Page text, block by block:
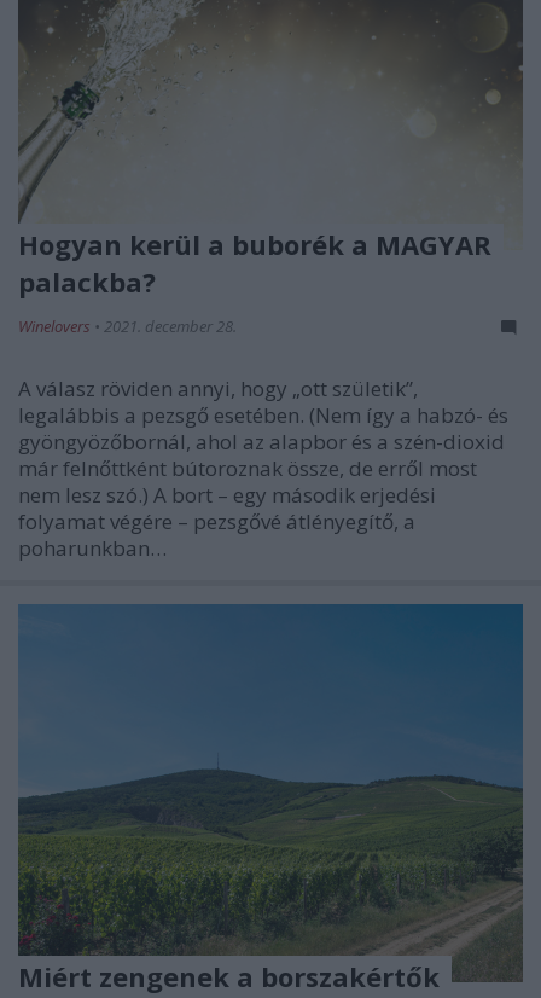
Hogyan kerül a buborék a MAGYAR
palackba?
Winelovers • 2021. december 28.
A válasz röviden annyi, hogy „ott születik”,
legalábbis a pezsgő esetében. (Nem így a habzó- és
gyöngyözőbornál, ahol az alapbor és a szén-dioxid
már felnőttként bútoroznak össze, de erről most
nem lesz szó.) A bort – egy második erjedési
folyamat végére – pezsgővé átlényegítő, a
poharunkban…
Miért zengenek a borszakértők